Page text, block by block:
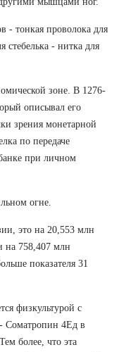
- тонкая проволока для
стебелька - нитка для
зоне. В 1276-
описывал его
зрения монетарной
по передаче
при личном
огне.
это на 20,553 млн
на 758,407 млн
показателя 31
физкультурой с
Cоматропин 4Ед в
более, что эта